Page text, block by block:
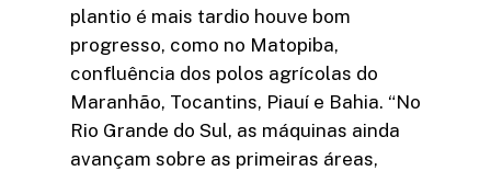
plantio é mais tardio houve bom
progresso, como no Matopiba,
confluência dos polos agrícolas do
Maranhão, Tocantins, Piauí e Bahia. “No
Rio Grande do Sul, as máquinas ainda
avançam sobre as primeiras áreas,